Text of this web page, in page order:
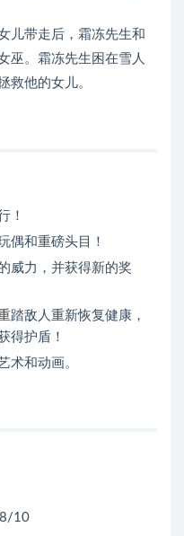
儿带走后，霜冻先生和
巫。霜冻先生困在雪人
救他的女儿。
！
偶和重磅头目！
威力，并获得新的奖
踏敌人重新恢复健康，
得护盾！
术和动画。
10